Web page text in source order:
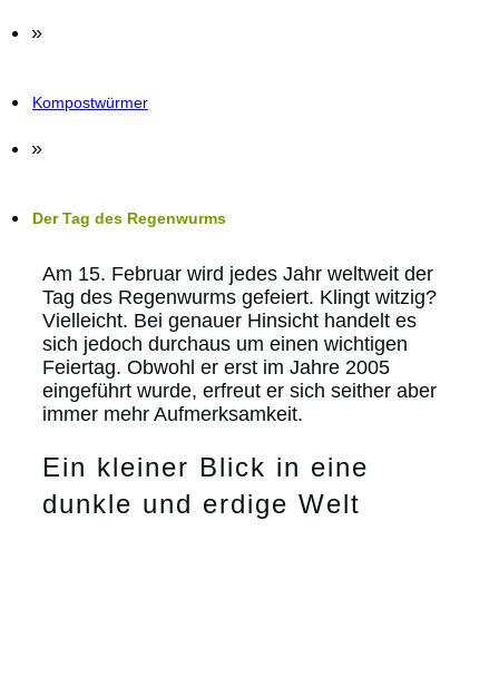
»
Kompostwürmer
»
Der Tag des Regenwurms
Am 15. Februar wird jedes Jahr weltweit der
Tag des Regenwurms gefeiert. Klingt witzig?
Vielleicht. Bei genauer Hinsicht handelt es
sich jedoch durchaus um einen wichtigen
Feiertag. Obwohl er erst im Jahre 2005
eingeführt wurde, erfreut er sich seither aber
immer mehr Aufmerksamkeit.
Ein kleiner Blick in eine
dunkle und erdige Welt